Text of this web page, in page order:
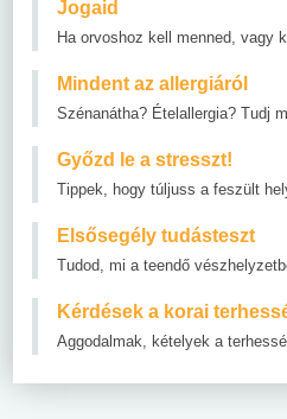
Jogaid
Ha orvoshoz kell menned, vagy
Mindent az allergiáról
Szénanátha? Ételallergia? Tudj
Győzd le a stresszt!
Tippek, hogy túljuss a feszült
Elsősegély tudásteszt
Tudod, mi a teendő
Kérdések a korai
Aggodalmak, kételyek a